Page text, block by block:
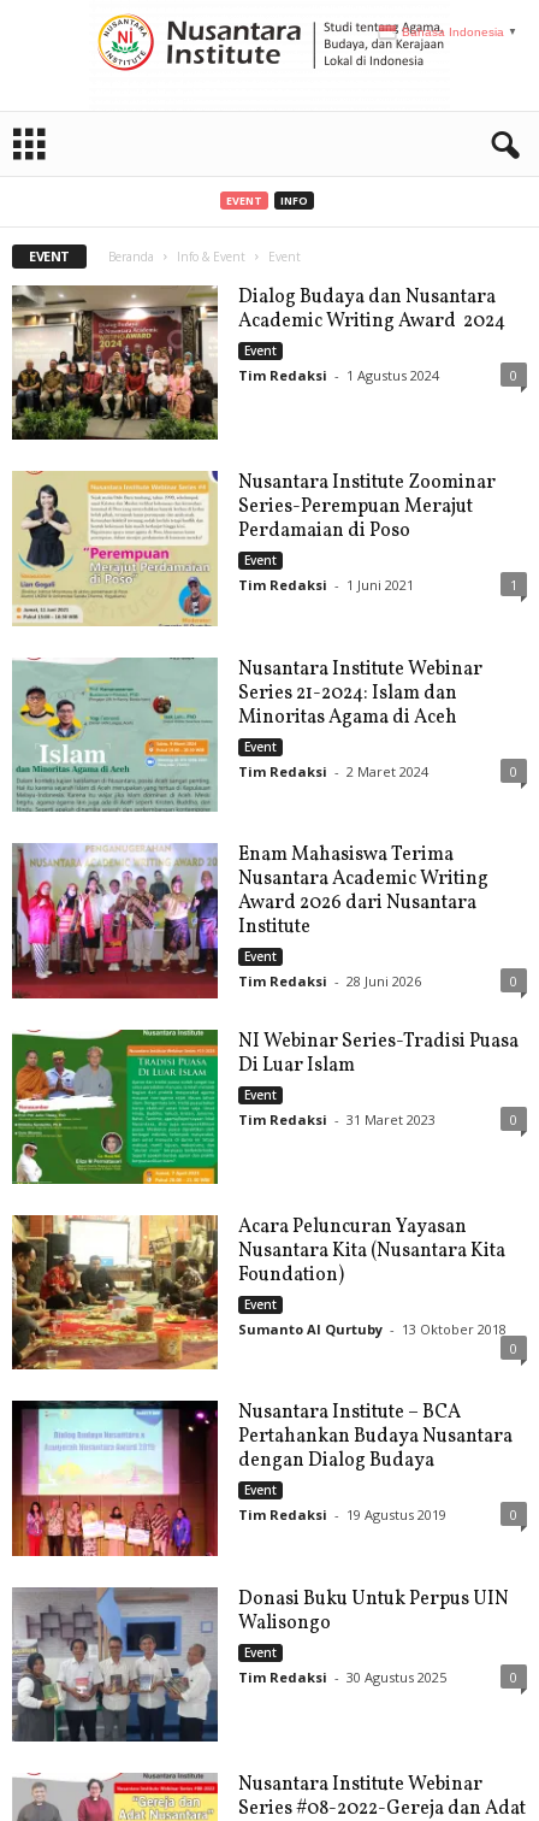
EVENT INFO
EVENT Beranda Info & Event Event
Dialog Budaya dan Nusantara
Academic Writing Award 2024
Event
Tim Redaksi - 1 Agustus 2024 0
Nusantara Institute Zoominar
Series-Perempuan Merajut
Perdamaian di Poso
Event
Tim Redaksi - 1 Juni 2021 1
Nusantara Institute Webinar
Series 21-2024: Islam dan
Minoritas Agama di Aceh
Event
Tim Redaksi - 2 Maret 2024 0
Enam Mahasiswa Terima
Nusantara Academic Writing
Award 2026 dari Nusantara
Institute
Event
Tim Redaksi - 28 Juni 2026 0
NI Webinar Series-Tradisi Puasa
Di Luar Islam
Event
Tim Redaksi - 31 Maret 2023 0
Acara Peluncuran Yayasan
Nusantara Kita (Nusantara Kita
Foundation)
Event
Sumanto Al Qurtuby - 13 Oktober 2018
0
Nusantara Institute – BCA
Pertahankan Budaya Nusantara
dengan Dialog Budaya
Event
Tim Redaksi - 19 Agustus 2019 0
Donasi Buku Untuk Perpus UIN
Walisongo
Event
Tim Redaksi - 30 Agustus 2025 0
Nusantara Institute Webinar
Series #08-2022-Gereja dan Adat
Bahasa Indonesia ▼